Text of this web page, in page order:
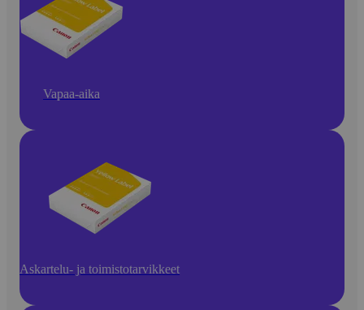
Vapaa-aika
Askartelu- ja toimistotarvikkeet